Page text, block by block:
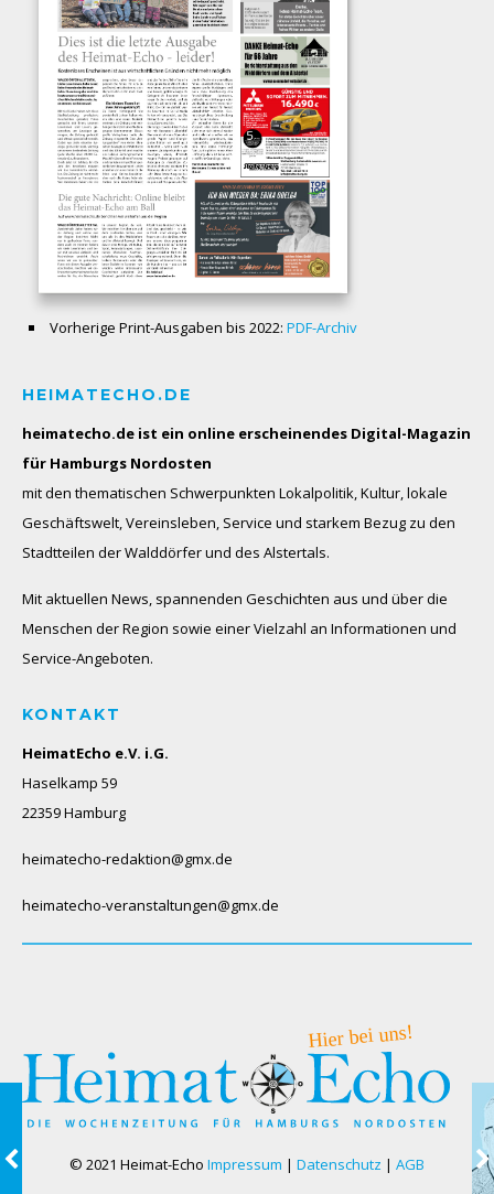
Vorherige Print-Ausgaben bis 2022: PDF-Archiv
HEIMATECHO.DE
heimatecho.de ist ein online erscheinendes Digital-Magazin
für Hamburgs Nordosten
mit den thematischen Schwerpunkten Lokalpolitik, Kultur, lokale
Geschäftswelt, Vereinsleben, Service und starkem Bezug zu den
Stadtteilen der Walddörfer und des Alstertals.
Mit aktuellen News, spannenden Geschichten aus und über die
Menschen der Region sowie einer Vielzahl an Informationen und
Service-Angeboten.
KONTAKT
HeimatEcho e.V. i.G.
Haselkamp 59
22359 Hamburg
heimatecho-redaktion@gmx.de
heimatecho-veranstaltungen@gmx.de
© 2021 Heimat-Echo Impressum | Datenschutz | AGB